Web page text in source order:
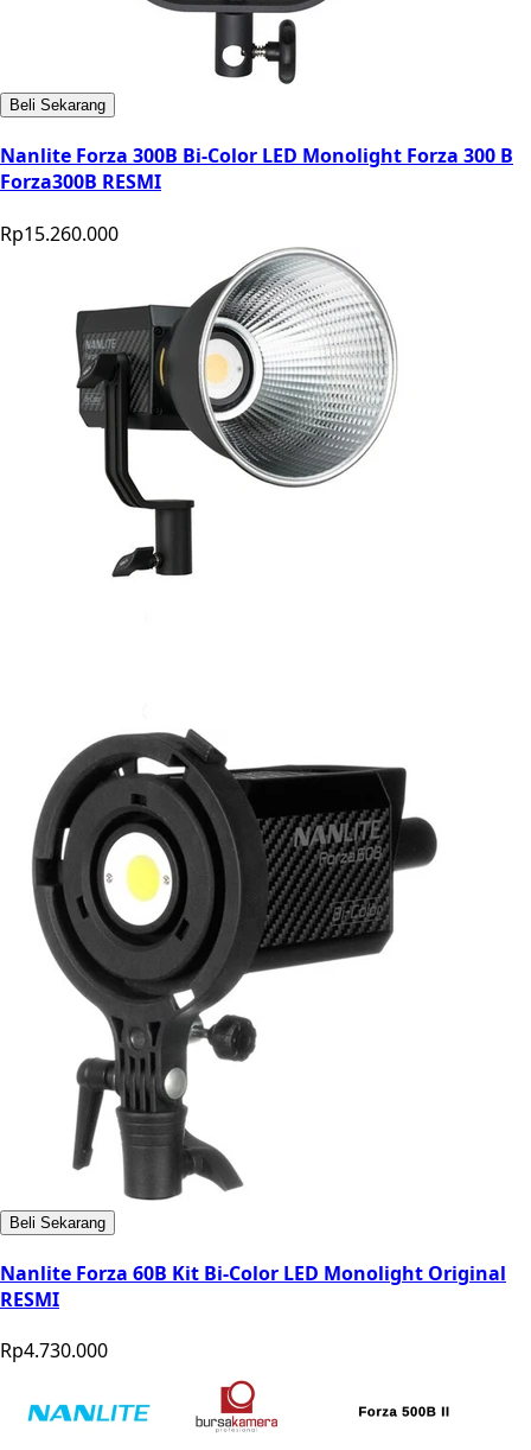
Beli Sekarang
Nanlite Forza 300B Bi-Color LED Monolight Forza 300 B
Forza300B RESMI
Rp15.260.000
Beli Sekarang
Nanlite Forza 60B Kit Bi-Color LED Monolight Original
RESMI
Rp4.730.000